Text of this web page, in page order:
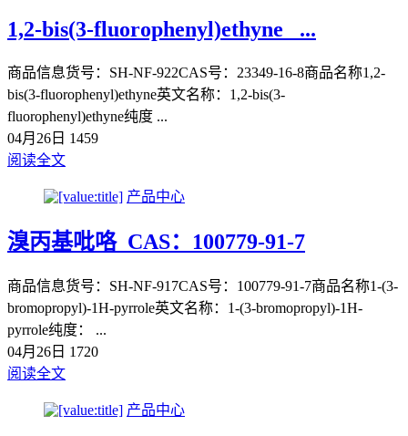
1,2-bis(3-fluorophenyl)ethyne_ ...
商品信息货号：SH-NF-922CAS号：23349-16-8商品名称1,2-
bis(3-fluorophenyl)ethyne英文名称：1,2-bis(3-
fluorophenyl)ethyne纯度 ...
04月26日 1459
阅读全文
产品中心
溴丙基吡咯_CAS：100779-91-7
商品信息货号：SH-NF-917CAS号：100779-91-7商品名称1-(3-
bromopropyl)-1H-pyrrole英文名称：1-(3-bromopropyl)-1H-
pyrrole纯度： ...
04月26日 1720
阅读全文
产品中心